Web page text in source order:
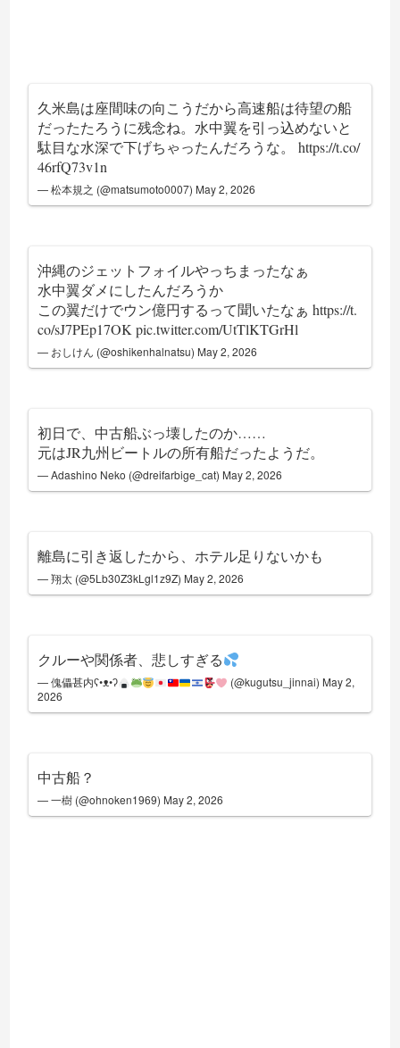
久米島は座間味の向こうだから高速船は待望の船
だったたろうに残念ね。水中翼を引っ込めないと
駄目な水深で下げちゃったんだろうな。https://t.co/
46rfQ73v1n
— 松本規之 (@matsumoto0007) May 2, 2026
沖縄のジェットフォイルやっちまったなぁ
水中翼ダメにしたんだろうか
この翼だけでウン億円するって聞いたなぁhttps://t.
co/sJ7PEp17OK pic.twitter.com/UtTlKTGrHl
— おしけん (@oshikenhalnatsu) May 2, 2026
初日で、中古船ぶっ壊したのか……
元はJR九州ビートルの所有船だったようだ。
— Adashino Neko (@dreifarbige_cat) May 2, 2026
離島に引き返したから、ホテル足りないかも
— 翔太 (@5Lb30Z3kLgl1z9Z) May 2, 2026
クルーや関係者、悲しすぎる
— 傀儡甚内ʕ•ᴥ•ʔ (@kugutsu_jinnai) May 2,
2026
中古船？
— 一樹 (@ohnoken1969) May 2, 2026